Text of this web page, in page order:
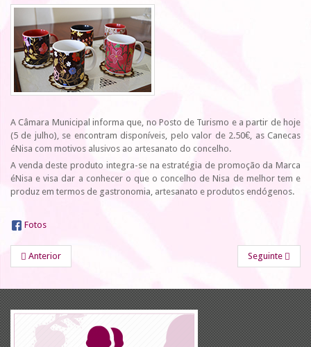
A Câmara Municipal informa que, no Posto de Turismo e a partir de hoje
(5 de julho), se encontram disponíveis, pelo valor de 2.50€, as Canecas
éNisa com motivos alusivos ao artesanato do concelho.
A venda deste produto integra-se na estratégia de promoção da Marca
éNisa e visa dar a conhecer o que o concelho de Nisa de melhor tem e
produz em termos de gastronomia, artesanato e produtos endógenos.
Fotos
Anterior Seguinte